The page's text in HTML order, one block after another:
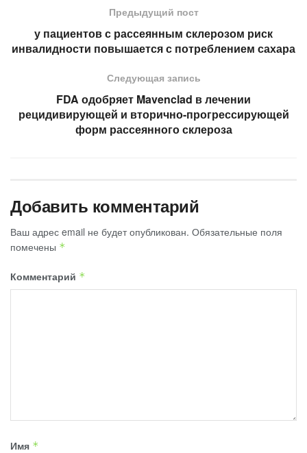
Предыдущий пост
у пациентов с рассеянным склерозом риск
инвалидности повышается с потреблением сахара
Следующая запись
FDA одобряет Mavenclad в лечении
рецидивирующей и вторично-прогрессирующей
форм рассеянного склероза
Добавить комментарий
Ваш адрес email не будет опубликован. Обязательные поля
помечены *
Комментарий *
Имя *